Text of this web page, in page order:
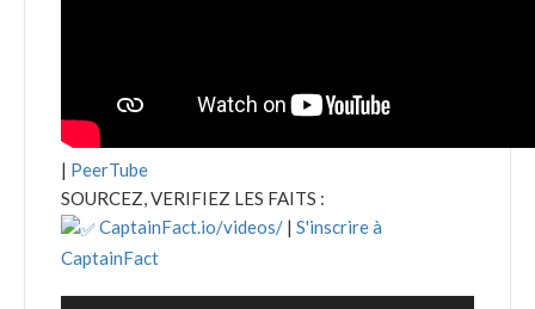
| PeerTube
SOURCEZ, VERIFIEZ LES FAITS :
CaptainFact.io/videos/ | S'inscrire à
CaptainFact